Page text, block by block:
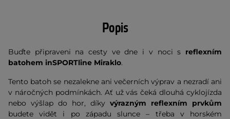
Popis
Buďte připraveni na cesty ve dne i v noci s reflexním
batohem inSPORTline Miraklo.
Tento batoh se nezalekne ani večerních výprav a nezradí ani
v náročných podmínkách. Ať už vás čeká dlouhá cyklojízda
nebo výšlap do hor, díky výrazným reflexním prvkům
budete vidět i po západu slunce – třeba v horském